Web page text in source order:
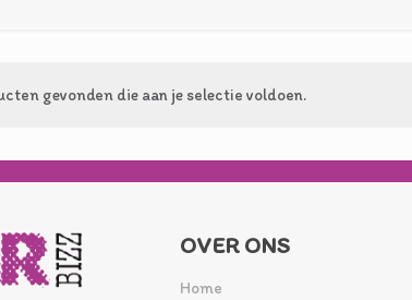
gevonden die aan je selectie voldoen.
OVER ONS
Home